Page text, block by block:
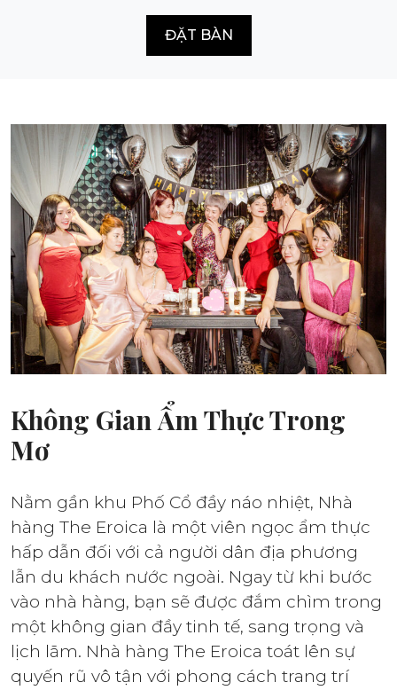
ĐẶT BÀN
Không Gian Ẩm Thực Trong
Mơ
Nằm gần khu Phố Cổ đầy náo nhiệt, Nhà
hàng The Eroica là một viên ngọc ẩm thực
hấp dẫn đối với cả người dân địa phương
lẫn du khách nước ngoài. Ngay từ khi bước
vào nhà hàng, bạn sẽ được đắm chìm trong
một không gian đầy tinh tế, sang trọng và
lịch lãm. Nhà hàng The Eroica toát lên sự
quyến rũ vô tận với phong cách trang trí